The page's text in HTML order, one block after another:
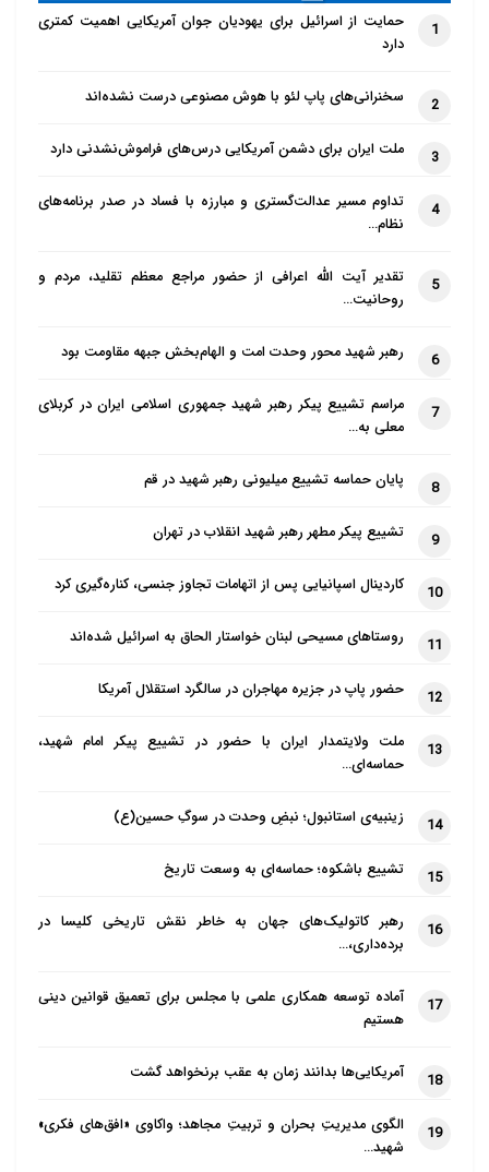
1
حمایت از اسرائیل برای یهودیان جوان آمریکایی اهمیت کمتری
دارد
2 سخنرانی‌های پاپ لئو با هوش مصنوعی درست نشده‌اند
3 ملت ایران برای دشمن آمریکایی درس‌های فراموش‌نشدنی دارد
4
تداوم مسیر عدالت‌گستری و مبارزه با فساد در صدر برنامه‌های
نظام…
5
تقدیر آیت الله اعرافی از حضور مراجع معظم تقلید، مردم و
روحانیت…
6 رهبر شهید محور وحدت امت و الهام‌بخش جبهه مقاومت بود
7
مراسم تشییع پیکر رهبر شهید جمهوری اسلامی ایران در کربلای
معلی به…
8 پایان حماسه تشییع میلیونی رهبر شهید در قم
9 تشییع پیکر مطهر رهبر شهید انقلاب در تهران
10 کاردینال اسپانیایی پس از اتهامات تجاوز جنسی، کناره‌گیری کرد
11 روستاهای مسیحی لبنان خواستار الحاق به اسرائیل شده‌اند
12 حضور پاپ در جزیره مهاجران در سالگرد استقلال آمریکا
13
ملت ولایتمدار ایران با حضور در تشییع پیکر امام شهید،
حماسه‌ای…
14 زینبیه‌ی استانبول؛ نبضِ وحدت در سوگِ حسین(ع)
15 تشییع باشکوه؛ حماسه‌ای به وسعت تاریخ
16
رهبر کاتولیک‌های جهان به خاطر نقش تاریخی کلیسا در
برده‌داری،…
17
آماده توسعه همکاری علمی با مجلس برای تعمیق قوانین دینی
هستیم
18 آمریکایی‌ها بدانند زمان به عقب برنخواهد گشت
19
الگوی مدیریتِ بحران و تربیتِ مجاهد؛ واکاوی «افق‌های فکری»
شهید…